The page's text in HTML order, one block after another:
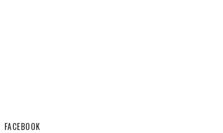
FACEBOOK